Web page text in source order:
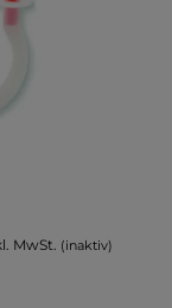
MwSt. (inaktiv)